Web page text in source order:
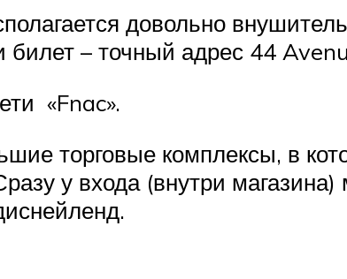
довольно
билет – точный адрес 44
«Fnac».
торговые комплексы, в
у входа (внутри